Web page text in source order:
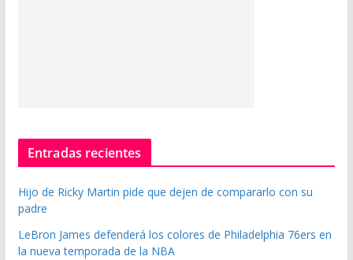
Entradas recientes
Hijo de Ricky Martin pide que dejen de compararlo con su
padre
LeBron James defenderá los colores de Philadelphia 76ers en
la nueva temporada de la NBA